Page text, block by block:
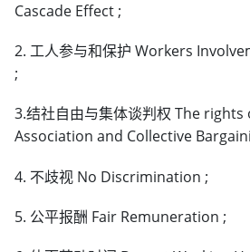
Cascade Effect ;
2. 工人参与和保护 Workers
;
3.结社自由与集体谈判权 The
Association and Collective
4. 不歧视 No Discrimination ;
5. 公平报酬 Fair Remuneration ;